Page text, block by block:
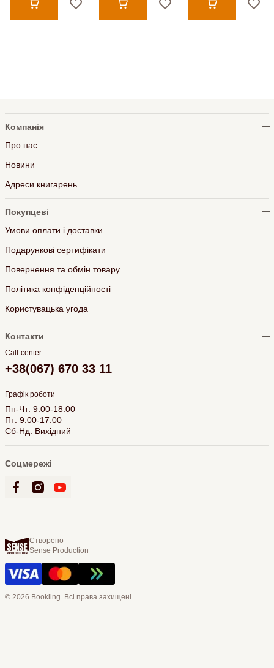
Компанія
Про нас
Новини
Адреси книгарень
Покупцеві
Умови оплати і доставки
Подарункові сертифікати
Повернення та обмін товару
Політика конфіденційності
Користувацька угода
Контакти
Call-center
+38(067) 670 33 11
Графік роботи
Пн-Чт: 9:00-18:00
Пт: 9:00-17:00
Сб-Нд: Вихідний
Соцмережі
Створено
Sense Production
© 2026 Bookling. Всі права захищені